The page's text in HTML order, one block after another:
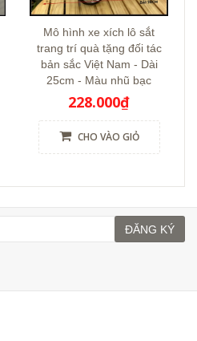
Mô hình xe xích lô sắt
trang trí quà tặng đối tác
bản sắc Việt Nam - Dài
25cm - Màu nhũ bạc
228.000₫
CHO VÀO GIỎ
ĐĂNG KÝ